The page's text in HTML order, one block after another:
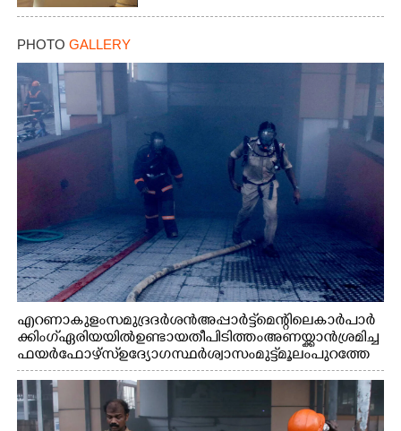
PHOTO GALLERY
എറണാകുളം സമുദ്ര ദർശൻ അപ്പാർട്ട്മെന്റിലെ കാർ പാർ
ക്കിംഗ് ഏരിയയിൽ ഉണ്ടായ തീപിടിത്തം അണയ്ക്കാൻ ശ്രമിച്ച
ഫയർഫോഴ്സ് ഉദ്യോഗസ്ഥർ ശ്വാസം മുട്ട് മൂലം പുറത്തേ
ക്കിറങ്ങി വരുന്നു